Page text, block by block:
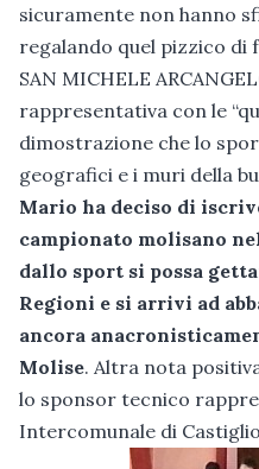
sicuramente non hanno
regalando quel pizzico di
SAN MICHELE
rappresentativa con le
dimostrazione che lo
geografici e i muri della
Mario ha deciso di
campionato molisano
dallo sport si possa
Regioni e si arrivi ad
ancora
Molise. Altra nota
lo sponsor tecnico
Intercomunale di